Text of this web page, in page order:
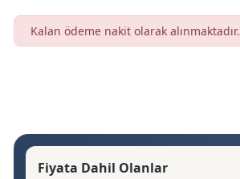
Kalan ödeme nakit olarak alınmaktadır.
Fiyata Dahil Olanlar